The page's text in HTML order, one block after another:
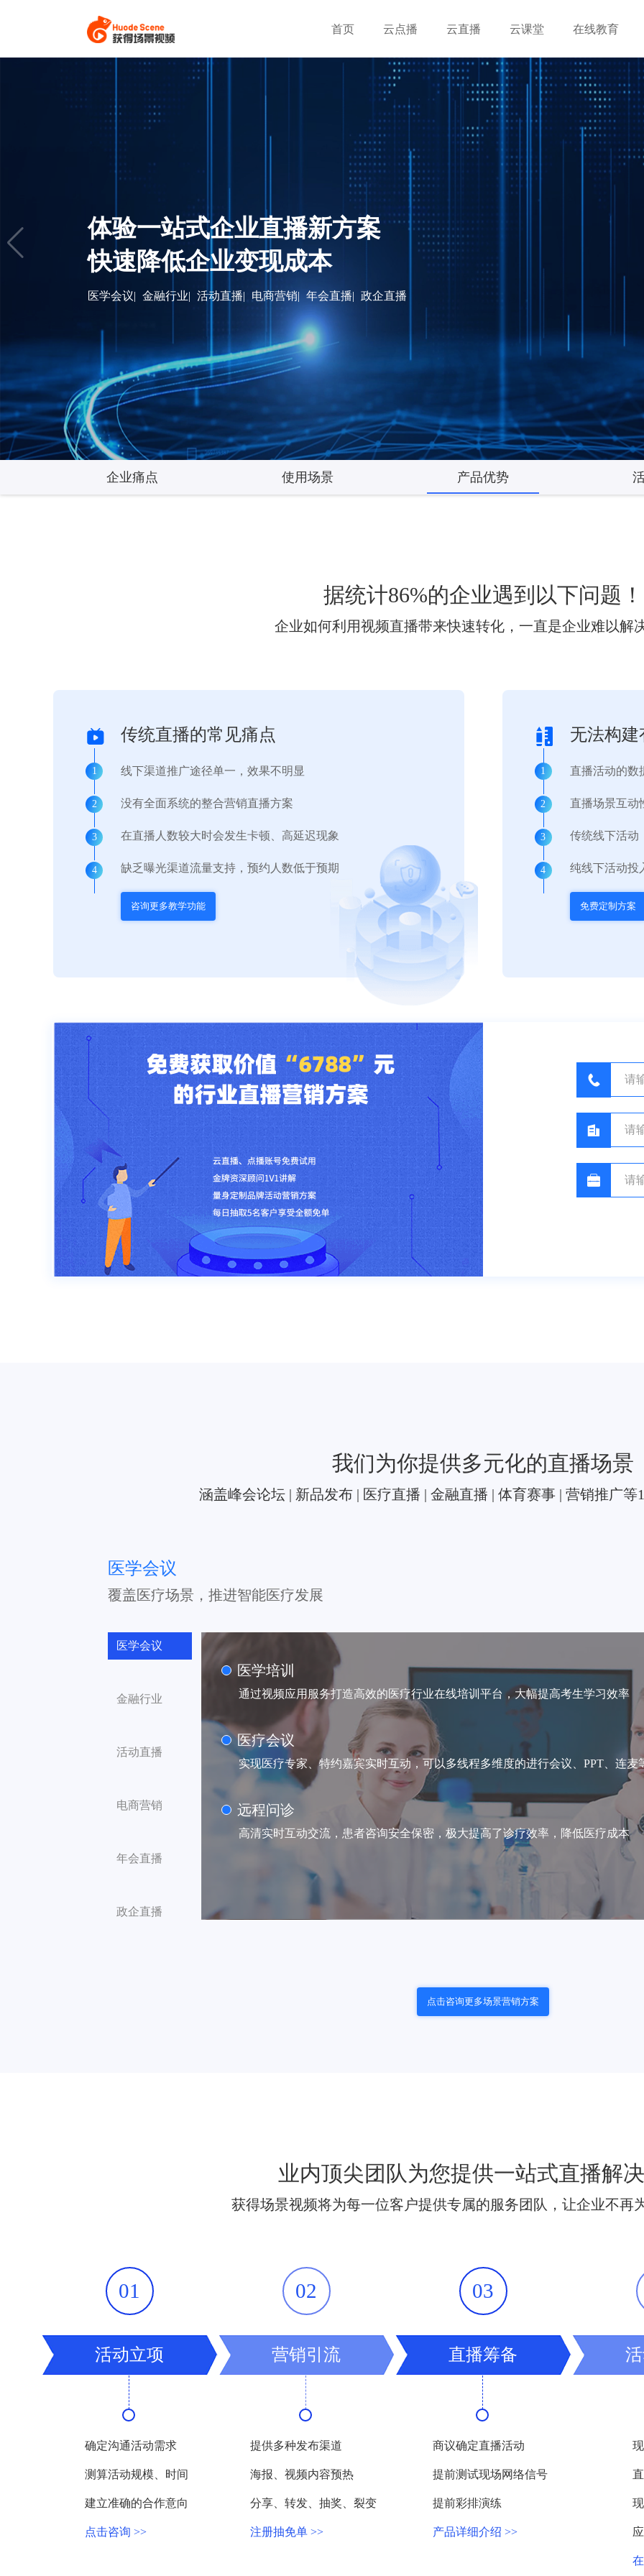
首页 云点播 云直播 云课堂 在线教育
体验一站式企业直播新方案
快速降低企业变现成本
医学会议| 金融行业| 活动直播| 电商营销| 年会直播| 政企直播
企业痛点 使用场景 产品优势
据统计86%的企业遇到以下问题！
企业如何利用视频直播带来快速转化，一直是企业难以解
1
2
3
4
传统直播的常见痛点
线下渠道推广途径单一，效果不明显
没有全面系统的整合营销直播方案
在直播人数较大时会发生卡顿、高延迟现象
缺乏曝光渠道流量支持，预约人数低于预期
咨询更多教学功能
1
2
3
4
无法构建
直播活动的数
直播场景互动
传统线下活动
纯线下活动投
免费定制方案
我们为你提供多元化的直播场景
涵盖峰会论坛 | 新品发布 | 医疗直播 | 金融直播 | 体育赛事 | 营销推广等
医学会议
覆盖医疗场景，推进智能医疗发展
医学会议
金融行业
活动直播
电商营销
年会直播
政企直播
医学培训
通过视频应用服务打造高效的医疗行业在线培训平台，大幅提高考生学习效率
医疗会议
实现医疗专家、特约嘉宾实时互动，可以多线程多维度的进行会议、PPT、连麦
远程问诊
高清实时互动交流，患者咨询安全保密，极大提高了诊疗效率，降低医疗成本
一键开启直播，可设置主会场、分会场等功能，可以打破地域限制全球实时互动
专业团队
通过直播驻场等专业服务，零距离解决突发问题，保证直播视频清晰流畅、安全
通过专业的媒体分发渠道获得更高流量曝光，可以通过预约报名等方式实现用
直播带货
享受百万用户的直播房间；美颜特效；低延迟无卡顿的优秀直播体验，完成高
点击咨询更多场景营销方案
业内顶尖团队为您提供一站式直播解
获得场景视频将为每一位客户提供专属的服务团队，让企业不再
01
活动立项
确定沟通活动需求
测算活动规模、时间
建立准确的合作意向
点击咨询 >>
02
营销引流
提供多种发布渠道
海报、视频内容预热
分享、转发、抽奖、裂变
注册抽免单 >>
03
直播筹备
商议确定直播活动
提前测试现场网络信号
提前彩排演练
产品详细介绍 >>